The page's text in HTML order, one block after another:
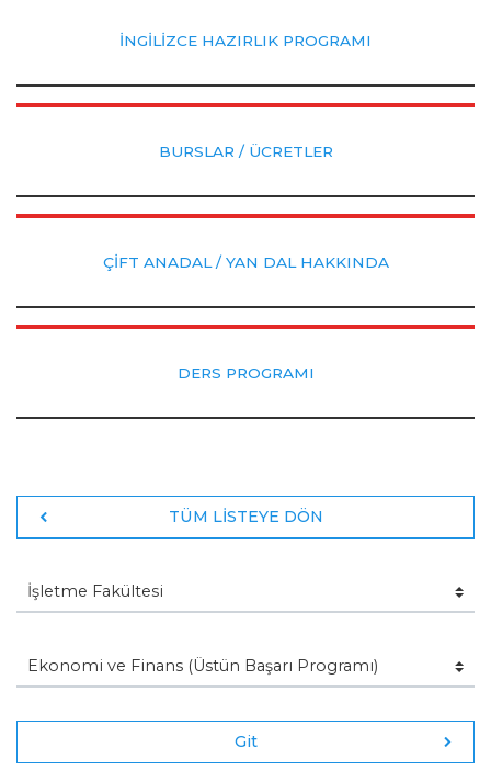
İNGİLİZCE HAZIRLIK PROGRAMI
BURSLAR / ÜCRETLER
ÇİFT ANADAL / YAN DAL HAKKINDA
DERS PROGRAMI
TÜM LİSTEYE DÖN
Git